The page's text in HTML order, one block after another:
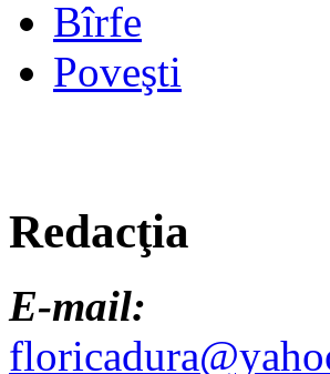
Bîrfe
Poveşti
Redacţia
E-mail: